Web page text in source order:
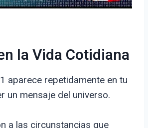
la Vida Cotidiana
aparece repetidamente en tu
un mensaje del universo.
a las circunstancias que